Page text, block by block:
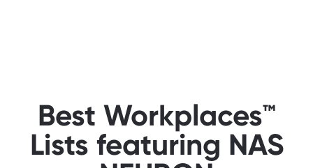
Best Workplaces™
Lists featuring NAS